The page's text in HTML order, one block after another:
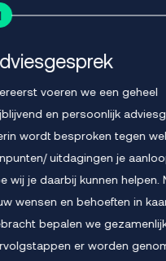
voeren we een geheel
en persoonlijk
wordt besproken tegen
uitdagingen je
wij je daarbij kunnen helpen.
wensen en behoeften in
bepalen we
er worden